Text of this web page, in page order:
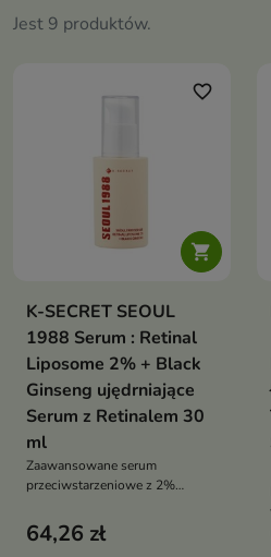
Jest 9 produktów.

favorite_border
K-SECRET SEOUL
1988 Serum : Retinal
Liposome 2% + Black
Ginseng ujędrniające
Serum z Retinalem 30
ml
Zaawansowane serum
przeciwstarzeniowe z 2%
ekstraktem z czarnego żeń-
szenia. Spłyca zmarszczki,
64,26 zł